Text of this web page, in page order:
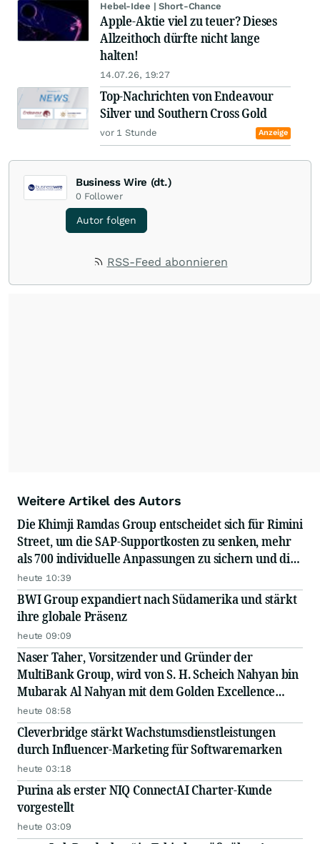
Hebel-Idee | Short-Chance
Apple-Aktie viel zu teuer? Dieses
Allzeithoch dürfte nicht lange
halten!
14.07.26, 19:27
Top-Nachrichten von Endeavour
Silver und Southern Cross Gold
vor 1 Stunde Anzeige
Business Wire (dt.)
0 Follower
Autor folgen
RSS-Feed abonnieren
Weitere Artikel des Autors
Die Khimji Ramdas Group entscheidet sich für Rimini
Street, um die SAP-Supportkosten zu senken, mehr
als 700 individuelle Anpassungen zu sichern und die
Einsparungen in Innovationen zu reinvestieren
heute 10:39
BWI Group expandiert nach Südamerika und stärkt
ihre globale Präsenz
heute 09:09
Naser Taher, Vorsitzender und Gründer der
MultiBank Group, wird von S. H. Scheich Nahyan bin
Mubarak Al Nahyan mit dem Golden Excellence
Award für herausragende Leistungen in den
Bereichen FinTech, digitale Vermögenswerte und
Blockchain ausgezeichnet
heute 08:58
Cleverbridge stärkt Wachstumsdienstleistungen
durch Influencer-Marketing für Softwaremarken
heute 03:18
Purina als erster NIQ ConnectAI Charter-Kunde
vorgestellt
heute 03:09